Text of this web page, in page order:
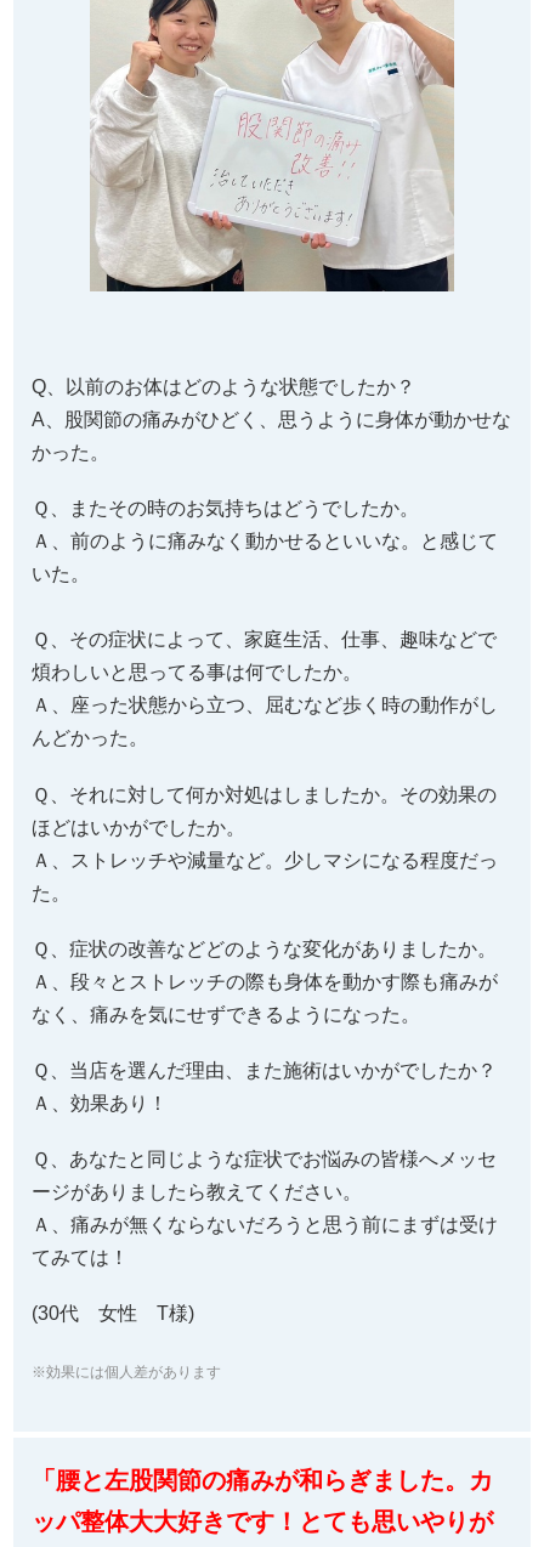
Q、以前のお体はどのような状態でしたか？
A、股関節の痛みがひどく、思うように身体が動かせな
かった。
Ｑ、またその時のお気持ちはどうでしたか。
Ａ、前のように痛みなく動かせるといいな。と感じて
いた。
Ｑ、その症状によって、家庭生活、仕事、趣味などで
煩わしいと思ってる事は何でしたか。
Ａ、座った状態から立つ、屈むなど歩く時の動作がし
んどかった。
Ｑ、それに対して何か対処はしましたか。その効果の
ほどはいかがでしたか。
Ａ、ストレッチや減量など。少しマシになる程度だっ
た。
Ｑ、症状の改善などどのような変化がありましたか。
Ａ、段々とストレッチの際も身体を動かす際も痛みが
なく、痛みを気にせずできるようになった。
Ｑ、当店を選んだ理由、また施術はいかがでしたか？
Ａ、効果あり！
Ｑ、あなたと同じような症状でお悩みの皆様へメッセ
ージがありましたら教えてください。
Ａ、痛みが無くならないだろうと思う前にまずは受け
てみては！
(30代 女性 T様)
※効果には個人差があります
「腰と左股関節の痛みが和らぎました。カ
ッパ整体大大好きです！とても思いやりが